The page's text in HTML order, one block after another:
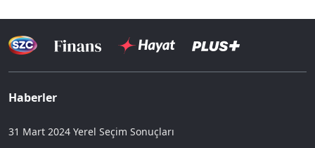
Haberler
31 Mart 2024 Yerel Seçim Sonuçları